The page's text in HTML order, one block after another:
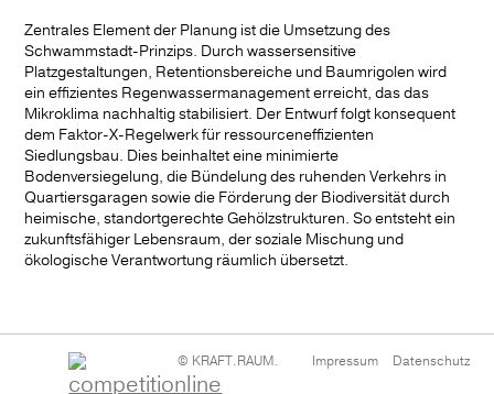
Zentrales Element der Planung ist die Umsetzung des
Schwammstadt-Prinzips. Durch wassersensitive
Platzgestaltungen, Retentionsbereiche und Baumrigolen wird
ein effizientes Regenwassermanagement erreicht, das das
Mikroklima nachhaltig stabilisiert. Der Entwurf folgt konsequent
dem Faktor-X-Regelwerk für ressourceneffizienten
Siedlungsbau. Dies beinhaltet eine minimierte
Bodenversiegelung, die Bündelung des ruhenden Verkehrs in
Quartiersgaragen sowie die Förderung der Biodiversität durch
heimische, standortgerechte Gehölzstrukturen. So entsteht ein
zukunftsfähiger Lebensraum, der soziale Mischung und
ökologische Verantwortung räumlich übersetzt.
Navigation
Impressum Datenschutz
© KRAFT.RAUM.